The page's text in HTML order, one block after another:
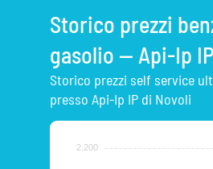
Storico prezzi
gasolio — Api-Ip
Storico prezzi self service
presso Api-Ip IP di Novoli